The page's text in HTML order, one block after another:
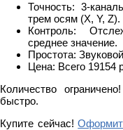
Точность: 3-
трем осям (X, Y, Z).
Контроль:
среднее значение.
Простота:
Цена: Всего 19154
Количество
быстро.
Купите сейчас!